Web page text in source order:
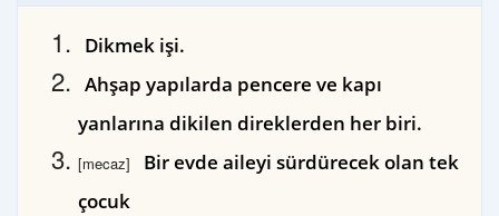
Dikmek işi.
Ahşap yapılarda pencere ve kapı
yanlarına dikilen direklerden her biri.
[mecaz]
Bir evde aileyi sürdürecek olan tek
çocuk